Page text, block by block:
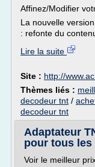
Affinez/Modifier
La nouvelle
: refonte du
Lire la suite
Site : http://
Thèmes liés :
decodeur tnt /
decodeur tnt
Adaptateur
pour tous les
Voir le meilleur